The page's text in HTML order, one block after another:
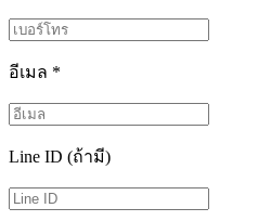
อีเมล *
Line ID (ถ้ามี)